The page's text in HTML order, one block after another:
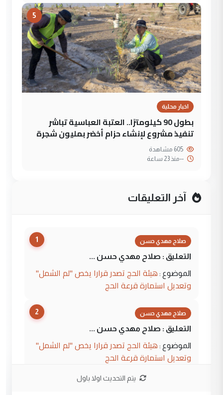
5
اخبار محلية
بطول 90 كيلومترًا.. العتبة العباسية تباشر
تنفيذ مشروع لإنشاء حزام أخضر بمليون شجرة
--منذ 23 ساعة
آخر التعليقات
1 صلاح مهدي حسن
التعليق : صلاح مهدي حسن ...
الموضوع : هيئة الحج تصدر قرارا يخص "لم الشمل"
وتعديل استمارة قرعة الحج
2 صلاح مهدي حسن
التعليق : صلاح مهدي حسن ...
الموضوع : هيئة الحج تصدر قرارا يخص "لم الشمل"
وتعديل استمارة قرعة الحج
يتم التحديث اولا باول